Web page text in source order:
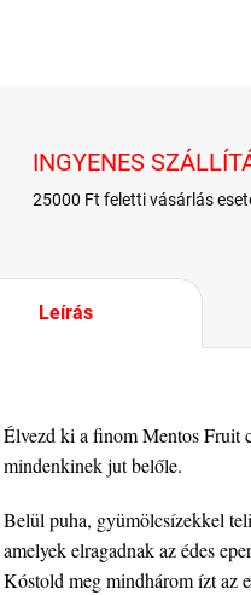
INGYENES
25000 Ft feletti vásárlás
Leírás
Élvezd ki a finom Mentos Fruit
mindenkinek jut belőle.
Belül puha, gyümölcsízekkel
amelyek elragadnak az édes
Kóstold meg mindhárom ízt az